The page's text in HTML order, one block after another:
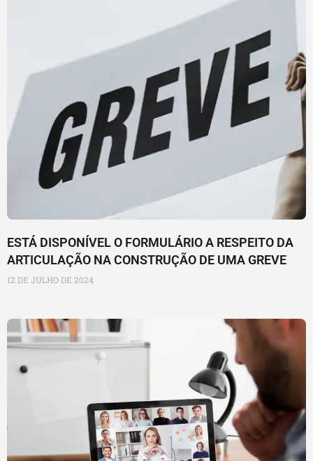
ESTÁ DISPONÍVEL O FORMULÁRIO A RESPEITO DA
ARTICULAÇÃO NA CONSTRUÇÃO DE UMA GREVE
12 DE JULHO DE 2024